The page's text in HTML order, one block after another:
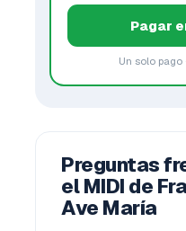
Pagar
Un solo pago
Preguntas
el MIDI de
Ave María